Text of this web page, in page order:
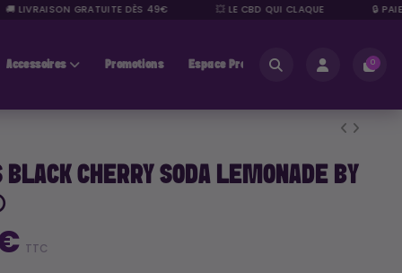
GRATUITE DÈS 49€ 💥 LE CBD QUI CLAQUE 🔒
Accessoires Promotions Espace Pros 0
CHERRY SODA LEMONADE BY
TTC